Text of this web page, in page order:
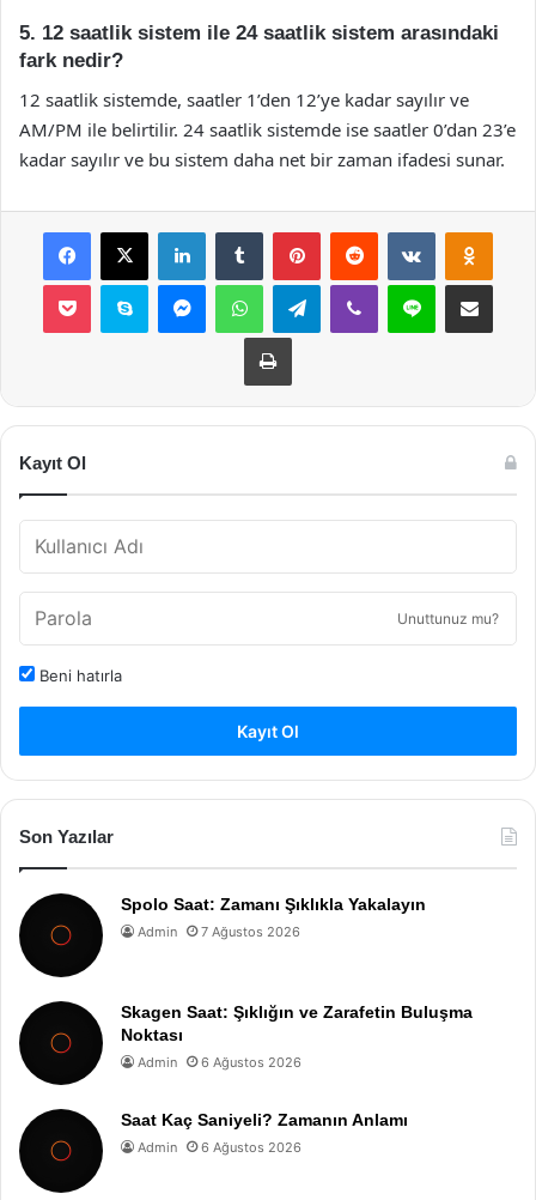
5. 12 saatlik sistem ile 24 saatlik sistem arasındaki
fark nedir?
12 saatlik sistemde, saatler 1’den 12’ye kadar sayılır ve
AM/PM ile belirtilir. 24 saatlik sistemde ise saatler 0’dan 23’e
kadar sayılır ve bu sistem daha net bir zaman ifadesi sunar.
Facebook
X LinkedInTumblr PinterestReddit VKontakte
Pocket Skype MessengerWhatsAppTelegramViber Line E-Posta ile
Yazdır
Kayıt Ol
Unuttunuz mu?
Beni hatırla
Kayıt Ol
Son Yazılar
Spolo Saat: Zamanı Şıklıkla Yakalayın
Admin 7 Ağustos 2026
Skagen Saat: Şıklığın ve Zarafetin Buluşma
Noktası
Admin 6 Ağustos 2026
Saat Kaç Saniyeli? Zamanın Anlamı
Admin 6 Ağustos 2026